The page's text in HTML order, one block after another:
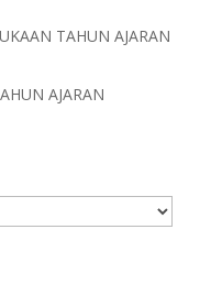
TAHUN AJARAN
AJARAN